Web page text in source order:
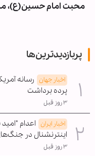
محبت امام حسین(ع)،
پربازدیدترین‌ها
اخبار جهان رسانه
پرده برداشت
۳ روز قبل
اخبار ایران اعدام
اینترنشنال در جنگ‌های ۱۲ روزه و ۴۰
۳ روز قبل